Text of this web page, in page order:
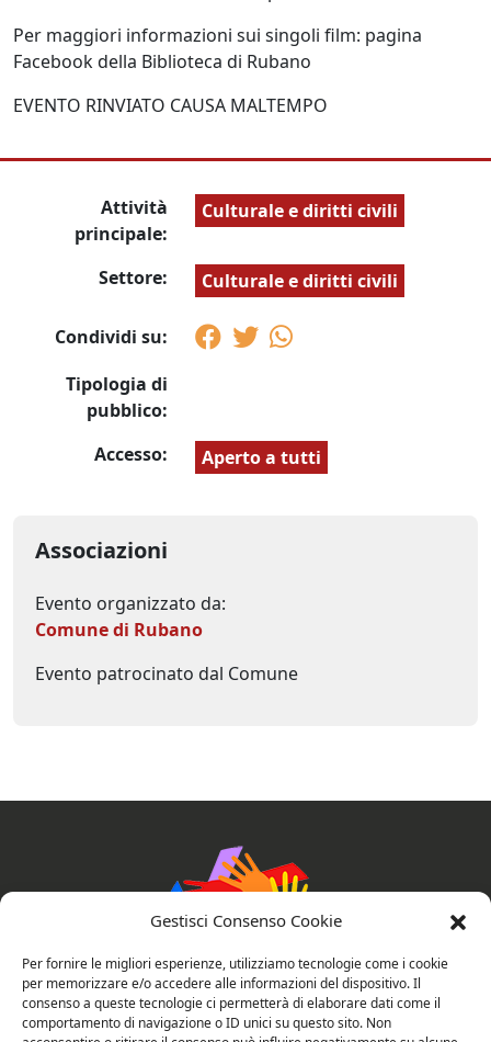
Gestisci Consenso Cookie
Per fornire le migliori esperienze, utilizziamo tecnologie come i cookie
per memorizzare e/o accedere alle informazioni del dispositivo. Il
consenso a queste tecnologie ci permetterà di elaborare dati come il
comportamento di navigazione o ID unici su questo sito. Non
Per maggiori informazioni sui singoli film: pagina
Facebook della Biblioteca di Rubano
EVENTO RINVIATO CAUSA MALTEMPO
Attività
principale:
Culturale e diritti civili
Settore: Culturale e diritti civili
Condividi su:
Tipologia di
pubblico:
Accesso:
Aperto a tutti
Associazioni
Evento organizzato da:
Comune di Rubano
Evento patrocinato dal Comune
AssociAzioni Connesse